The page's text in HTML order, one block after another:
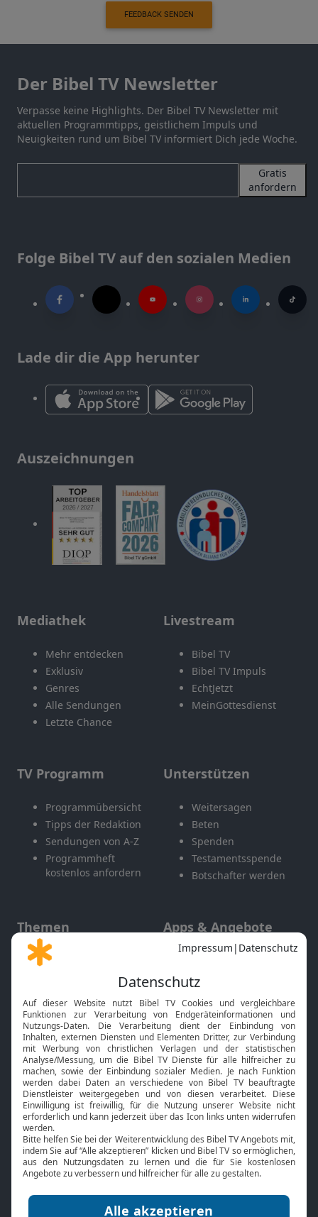
FEEDBACK SENDEN
Der Bibel TV Newsletter
Verpasse keine Highlights. Der Bibel TV Newsletter mit
aktuellen Programmtipps, geistlichem Impuls und
Neuigkeiten rund um Bibel TV informiert Dich jede Woche.
Gratis
anfordern
Folge Bibel TV auf den sozialen Medien
Lade dir die App herunter
Auszeichnungen
Mediathek
Mehr entdecken
Exklusiv
Genres
Alle Sendungen
Letzte Chance
Livestream
Bibel TV
Bibel TV Impuls
EchtJetzt
MeinGottesdienst
TV Programm
Programmübersicht
Tipps der Redaktion
Sendungen von A-Z
Programmheft
kostenlos anfordern
Unterstützen
Weitersagen
Beten
Spenden
Testamentsspende
Botschafter werden
Themen
Gott und Bibel erklärt
Neuigkeiten
Apps & Angebote
Mobile App
Smart TV
HbbTV
Bibelthek Online-Bibel
Nächster Gottesdienst
Bibel TV
Über uns
Jobs
Mediadaten
Service
Kontakt
TV-Empfang